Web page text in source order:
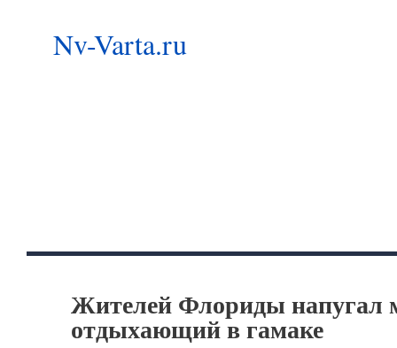
Nv-Varta.ru
Жителей Флориды напугал
отдыхающий в гамаке